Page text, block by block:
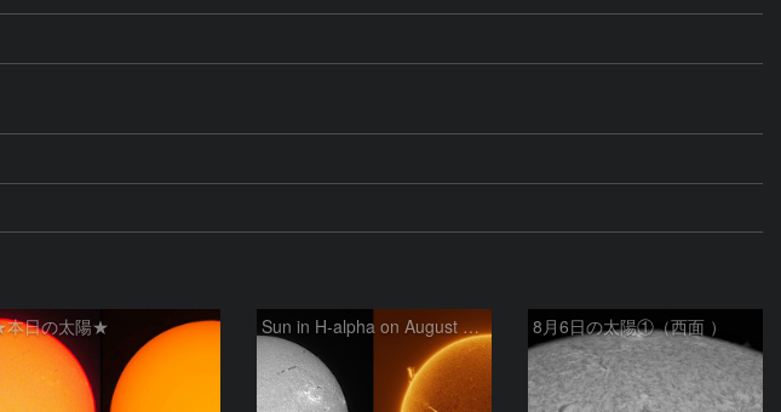
日の太陽★ Sun in H-alpha on August 6, 2026 8月6日の太陽①（西面 ）